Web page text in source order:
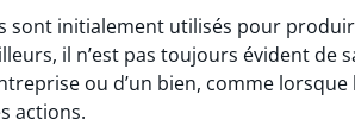
sont initialement utilisés pour
il n’est pas toujours évident de
ou d’un bien, comme
actions.